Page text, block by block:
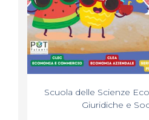
Scuola delle Scienze
Giuridiche e